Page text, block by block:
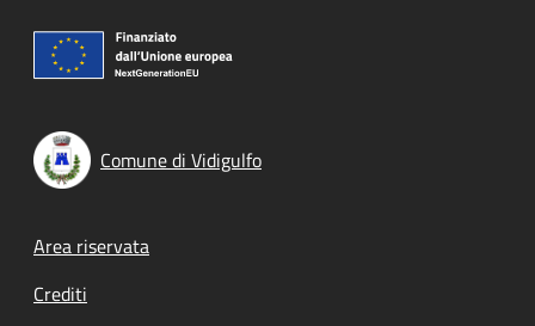
Comune di Vidigulfo
Footer menu
Area riservata
Crediti